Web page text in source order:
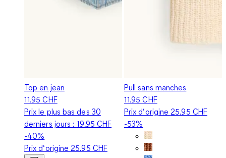
Top en jean
11.95 CHF
Prix le plus bas des 30
derniers jours :19.95 CHF
-40%
Prix d‘origine 25.95 CHF
Pull sans manches
11.95 CHF
Prix d‘origine 25.95 CHF
-53%